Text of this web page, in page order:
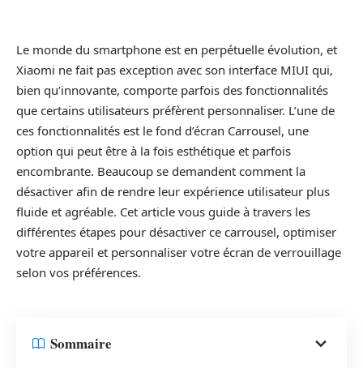
Le monde du smartphone est en perpétuelle évolution, et
Xiaomi ne fait pas exception avec son interface MIUI qui,
bien qu’innovante, comporte parfois des fonctionnalités
que certains utilisateurs préfèrent personnaliser. L’une de
ces fonctionnalités est le fond d’écran Carrousel, une
option qui peut être à la fois esthétique et parfois
encombrante. Beaucoup se demandent comment la
désactiver afin de rendre leur expérience utilisateur plus
fluide et agréable. Cet article vous guide à travers les
différentes étapes pour désactiver ce carrousel, optimiser
votre appareil et personnaliser votre écran de verrouillage
selon vos préférences.
Sommaire